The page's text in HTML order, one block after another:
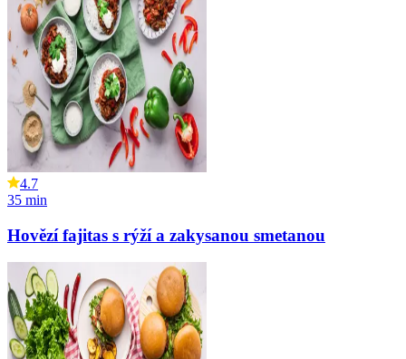
4.7
35 min
Hovězí fajitas s rýží a zakysanou smetanou